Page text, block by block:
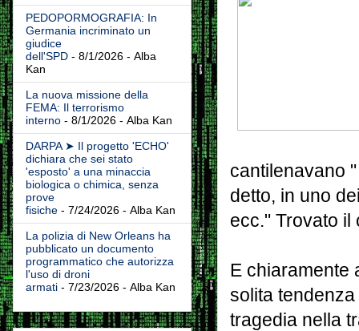
cantilenavano
detto, in uno
ecc." Trovato il
E chiaramente
solita
tragedia nella
PEDOPORMOGRAFIA: In
Germania incriminato un
giudice
dell'SPD - 8/1/2026 - Alba
Kan
La nuova missione della
FEMA: Il terrorismo
interno - 8/1/2026 - Alba Kan
DARPA ➤ Il progetto 'ECHO'
dichiara che sei stato
'esposto' a una minaccia
biologica o chimica, senza
prove
fisiche - 7/24/2026 - Alba Kan
La polizia di New Orleans ha
pubblicato un documento
programmatico che autorizza
l'uso di droni
armati - 7/23/2026 - Alba Kan